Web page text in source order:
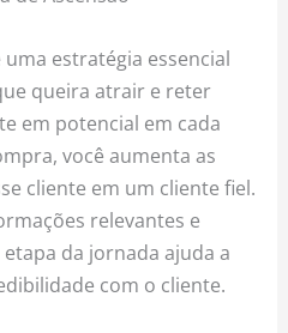
estratégia essencial
queira atrair e reter
em potencial em cada
você aumenta as
cliente em um cliente fiel.
relevantes e
da jornada ajuda a
com o cliente.